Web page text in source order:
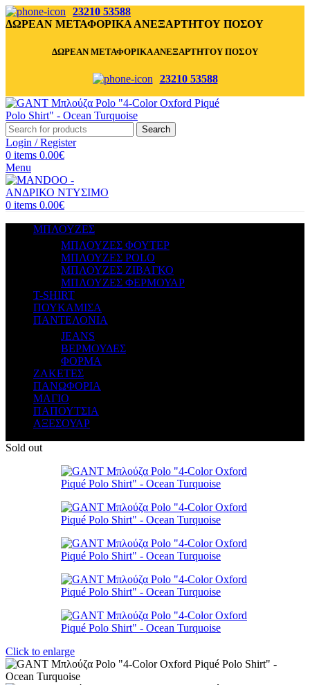
23210 53588
ΔΩΡΕΑΝ ΜΕΤΑΦΟΡΙΚΑ ΑΝΕΞΑΡΤΗΤΟΥ ΠΟΣΟΥ
ΔΩΡΕΑΝ ΜΕΤΑΦΟΡΙΚΑ ΑΝΕΞΑΡΤΗΤΟΥ ΠΟΣΟΥ
23210 53588
Search
Login / Register
0 items 0.00€
Menu
0 items 0.00€
ΜΠΛΟΥΖΕΣ
ΜΠΛΟΥΖΕΣ ΦΟΥΤΕΡ
ΜΠΛΟΥΖΕΣ POLO
ΜΠΛΟΥΖΕΣ ΖΙΒΑΓΚΟ
ΜΠΛΟΥΖΕΣ ΦΕΡΜΟΥΑΡ
T-SHIRT
ΠΟΥΚΑΜΙΣΑ
ΠΑΝΤΕΛΟΝΙΑ
JEANS
ΒΕΡΜΟΥΔΕΣ
ΦΟΡΜΑ
ΖΑΚΕΤΕΣ
ΠΑΝΩΦΟΡΙΑ
ΜΑΓΙΟ
ΠΑΠΟΥΤΣΙΑ
ΑΞΕΣΟΥΑΡ
Sold out
Click to enlarge